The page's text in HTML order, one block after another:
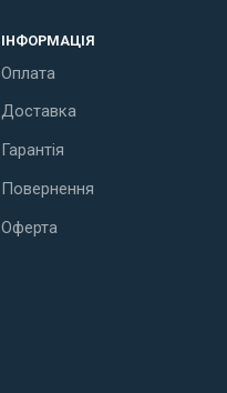
ІНФОРМАЦІЯ
Оплата
Доставка
Гарантія
Повернення
Оферта